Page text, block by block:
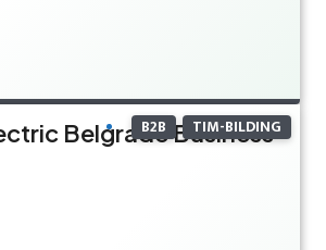
B2B TIM-BILDING
Belgrade Business